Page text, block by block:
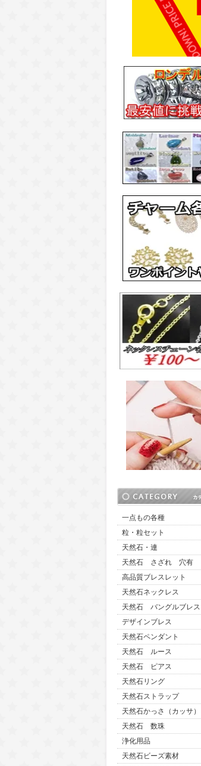
一点もの各種
粒・粒セット
天然石・連
天然石 さざれ 穴有
高品質ブレスレット
天然石ネックレス
天然石 バングルブレス
デザインブレス
天然石ペンダント
天然石 ルース
天然石 ピアス
天然石リング
天然石ストラップ
天然石かっさ（カッサ）
天然石 数珠
浄化用品
天然石ビーズ素材